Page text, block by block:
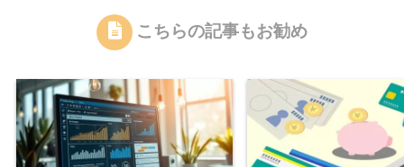
こちらの記事もお勧め